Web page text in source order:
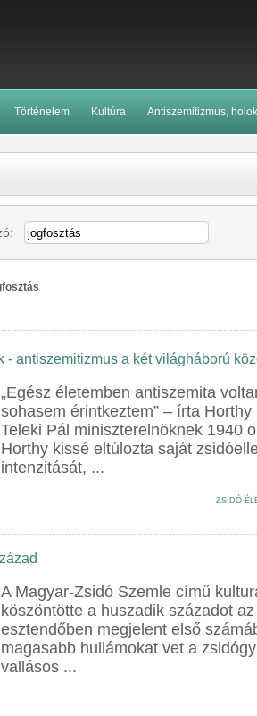
Történelem Kultúra Antiszemitizmus,
- antiszemitizmus a két világháború
„Egész életemben antiszemita
sohasem érintkeztem” – írta
Teleki Pál miniszterelnöknek 1940
Horthy kissé eltúlozta saját
intenzitását, ...
ZSIDÓ
A Magyar-Zsidó Szemle című
köszöntötte a huszadik századot
esztendőben megjelent első
magasabb hullámokat vet a
vallásos ...